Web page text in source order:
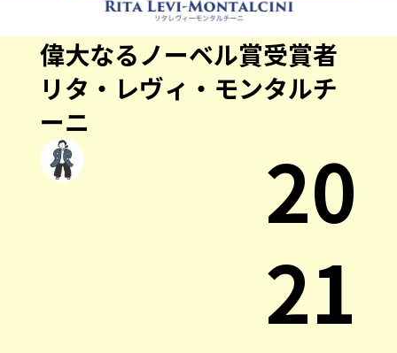
偉大なるノーベル賞受賞者
リタ・レヴィ・モンタルチ
ーニ
20
21